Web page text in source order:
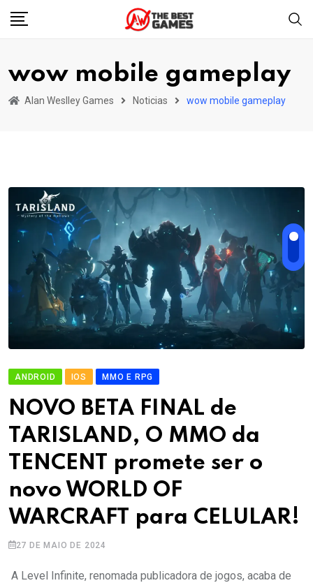
Skip
wow mobile gameplay
Alan Weslley Games Noticias wow mobile gameplay
ANDROID IOS MMO E RPG
NOVO BETA FINAL de
TARISLAND, O MMO da
TENCENT promete ser o
novo WORLD OF
WARCRAFT para CELULAR!
27 DE MAIO DE 2024
A Level Infinite, renomada publicadora de jogos, acaba de